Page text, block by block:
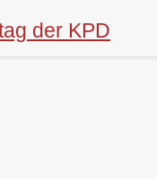
der KPD